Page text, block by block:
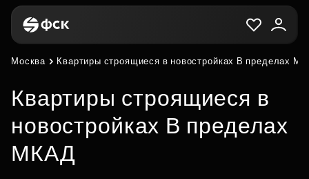
Москва Квартиры строящиеся в новостройках В пределах
Квартиры строящиеся в
новостройках В пределах
МКАД